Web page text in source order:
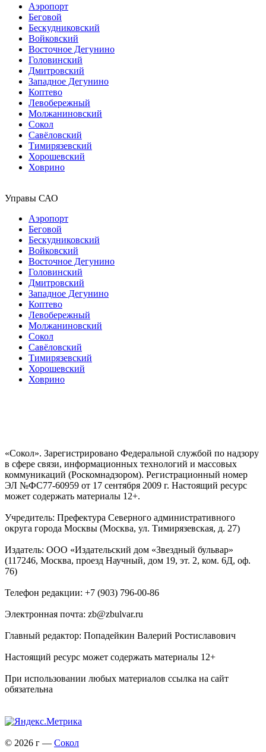
Аэропорт
Беговой
Бескудниковский
Войковский
Восточное Дегунино
Головинский
Дмитровский
Западное Дегунино
Коптево
Левобережный
Молжаниновский
Сокол
Савёловский
Тимирязевский
Хорошевский
Ховрино
Управы САО
Аэропорт
Беговой
Бескудниковский
Войковский
Восточное Дегунино
Головинский
Дмитровский
Западное Дегунино
Коптево
Левобережный
Молжаниновский
Сокол
Савёловский
Тимирязевский
Хорошевский
Ховрино
«Сокол». Зарегистрировано Федеральной службой по надзору
в сфере связи, информационных технологий и массовых
коммуникаций (Роскомнадзором). Регистрационный номер
ЭЛ №ФС77-60959 от 17 сентября 2009 г. Настоящий ресурс
может содержать материалы 12+.
Учредитель: Префектура Северного административного
округа города Москвы (Москва, ул. Тимирязевская, д. 27)
Издатель: ООО «Издательский дом «Звездный бульвар»
(117246, Москва, проезд Научный, дом 19, эт. 2, ком. 6Д, оф.
76)
Телефон редакции: +7 (903) 796-00-86
Электронная почта: zb@zbulvar.ru
Главный редактор: Попадейкин Валерий Ростиславович
Настоящий ресурс может содержать материалы 12+
При использовании любых материалов ссылка на сайт
обязательна
© 2026 г — Сокол